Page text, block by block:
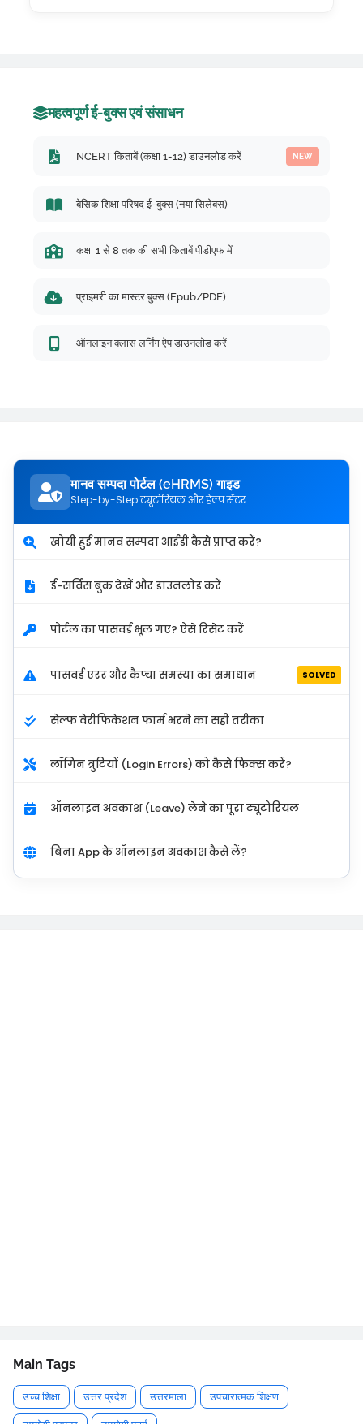
महत्वपूर्ण ई-बुक्स एवं संसाधन
NCERT किताबें (कक्षा 1-12) डाउनलोड करें NEW
बेसिक शिक्षा परिषद ई-बुक्स (नया सिलेबस)
कक्षा 1 से 8 तक की सभी किताबें पीडीएफ में
प्राइमरी का मास्टर बुक्स (Epub/PDF)
ऑनलाइन क्लास लर्निंग ऐप डाउनलोड करें
मानव सम्पदा पोर्टल (eHRMS) गाइड
Step-by-Step ट्यूटोरियल और हेल्प सेंटर
खोयी हुई मानव सम्पदा आईडी कैसे प्राप्त करें?
ई-सर्विस बुक देखें और डाउनलोड करें
पोर्टल का पासवर्ड भूल गए? ऐसे रिसेट करें
पासवर्ड एरर और कैप्चा समस्या का समाधान SOLVED
सेल्फ वेरीफिकेशन फार्म भरने का सही तरीका
लॉगिन त्रुटियों (Login Errors) को कैसे फिक्स करें?
ऑनलाइन अवकाश (Leave) लेने का पूरा ट्यूटोरियल
बिना App के ऑनलाइन अवकाश कैसे लें?
Main Tags
उच्च शिक्षा उत्तर प्रदेश उत्तरमाला उपचारात्मक शिक्षण